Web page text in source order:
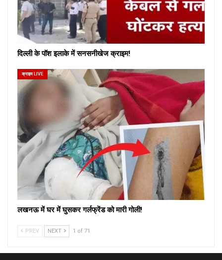
दिल्ली के पॉश इलाके में सनसनीखेज क्राइम!
क्राइम LIVE
लखनऊ में घर में घुसकर गर्लफ्रेंड को मारी गोली!
PREV NEXT 1 of 71